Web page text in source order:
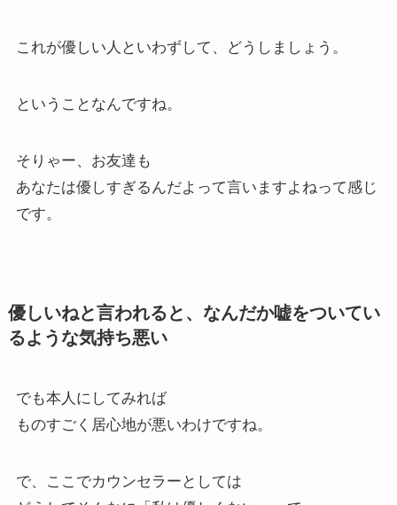
これが優しい人といわずして、どうしましょう。
ということなんですね。
そりゃー、お友達も
あなたは優しすぎるんだよって言いますよねって感じ
です。
優しいねと言われると、なんだか嘘をついてい
るような気持ち悪い
でも本人にしてみれば
ものすごく居心地が悪いわけですね。
で、ここでカウンセラーとしては